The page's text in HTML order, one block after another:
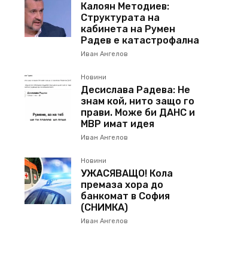
Калоян Методиев:
Структурата на
кабинета на Румен
Радев е катастрофална
Иван Ангелов
Новини
Десислава Радева: Не
знам кой, нито защо го
прави. Може би ДАНС и
МВР имат идея
Иван Ангелов
Новини
УЖАСЯВАЩО! Кола
премаза хора до
банкомат в София
(СНИМКА)
Иван Ангелов